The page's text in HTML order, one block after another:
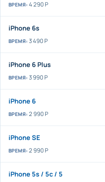
4 290 Р
iPhone 6s
3 490 Р
iPhone 6 Plus
3 990 Р
iPhone 6
2 990 Р
iPhone SE
2 990 Р
iPhone 5s / 5c / 5